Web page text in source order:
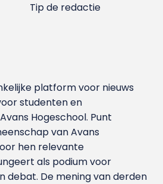
Tip de redactie
platform voor nieuws
studenten en
Hoge­school. Punt
van Avans
hen relevante
als podium voor
debat. De mening van derden